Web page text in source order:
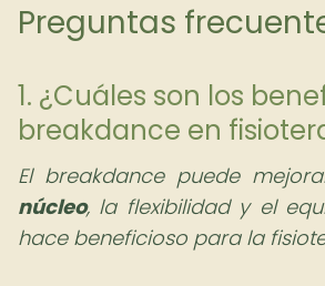
Preguntas
1. ¿Cuáles son los
breakdance en
El breakdance puede
núcleo, la flexibilidad y el
hace beneficioso para la